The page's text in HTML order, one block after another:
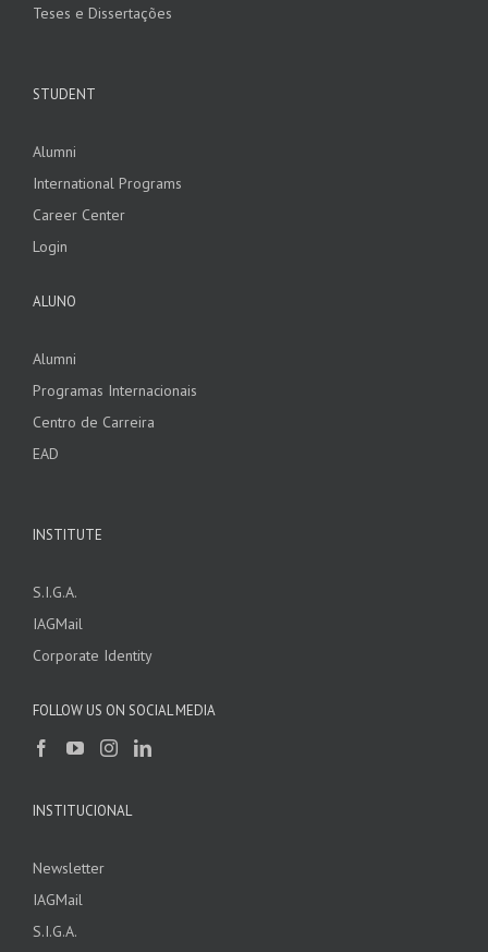
Teses e Dissertações
STUDENT
Alumni
International Programs
Career Center
Login
ALUNO
Alumni
Programas Internacionais
Centro de Carreira
EAD
INSTITUTE
S.I.G.A.
IAGMail
Corporate Identity
FOLLOW US ON SOCIAL MEDIA
INSTITUCIONAL
Newsletter
IAGMail
S.I.G.A.